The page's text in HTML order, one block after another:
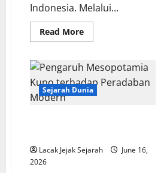
Indonesia. Melalui...
Read MoreRead
more
Persatuan
Indonesia
dalam
Sumpah
Pemuda
Sejarah Dunia
Lacak Jejak Sejarah
June 16,
2026